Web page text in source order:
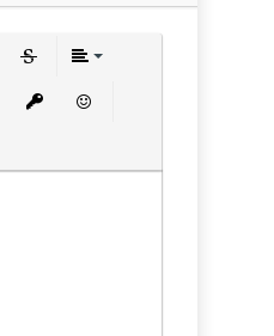
текста
цитатыспойлера